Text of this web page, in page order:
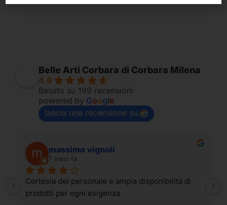
Belle Arti Corbara di Corbara Milena
4.6
Basato su 199 recensioni
powered by Google
lascia una recensione su
massimo vignoli
7 mesi fa
Cortesia del personale e ampia disponibilità di
prodotti per ogni esigenza